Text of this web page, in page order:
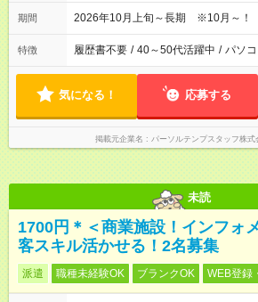
期間 2026年10月上旬～長期 ※10月～！
特徴 履歴書不要 / 40～50代活躍中 / パソ
気になる！ 応募する
掲載元企業名 パーソルテンプスタッフ株
未読
1700円＊＜商業施設！インフォ
客スキル活かせる！2名募集
派遣 職種未経験OK ブランクOK WEB登録